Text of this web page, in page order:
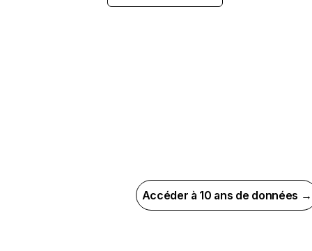
Accéder à 10 ans de données →